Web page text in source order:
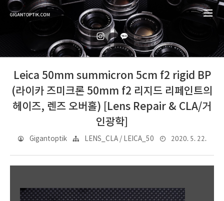
Leica 50mm summicron 5cm f2 rigid BP
(라이카 즈미크론 50mm f2 리지드 리페인트의
헤이즈, 렌즈 오버홀) [Lens Repair & CLA/거
인광학]
Gigantoptik LENS_CLA / LEICA_50 2020. 5. 22.